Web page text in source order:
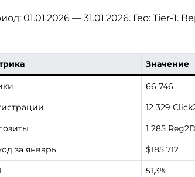
01.01.2026 — 31.01.2026. Гео: Tier-1.
Значение
66 746
12 329
1 285
за январь
$185 712
51,3%